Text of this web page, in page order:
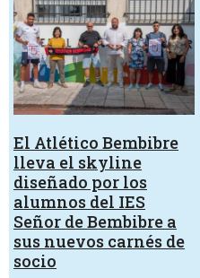
El Atlético Bembibre
lleva el skyline
diseñado por los
alumnos del IES
Señor de Bembibre a
sus nuevos carnés de
socio